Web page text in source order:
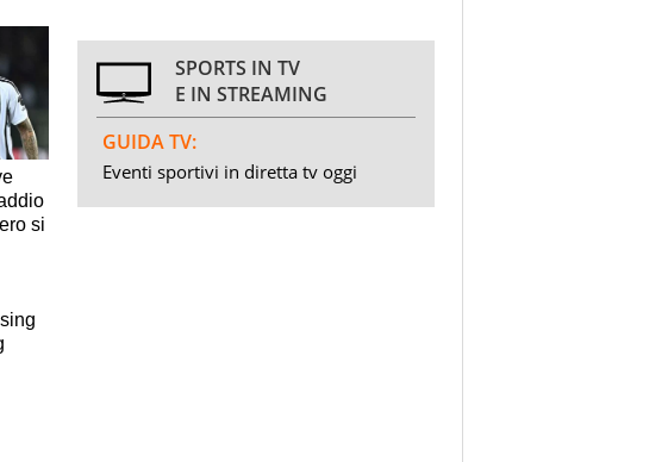
SPORTS IN TV
E IN STREAMING
GUIDA TV:
Eventi sportivi in diretta tv oggi